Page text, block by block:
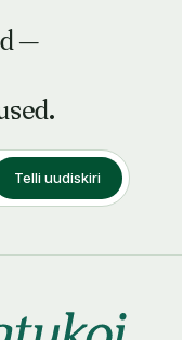
—
Telli uudiskiri